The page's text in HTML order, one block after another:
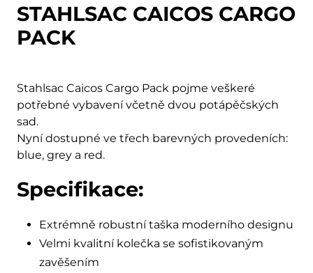
STAHLSAC CAICOS CARGO
PACK
Stahlsac Caicos Cargo Pack pojme veškeré
potřebné vybavení včetně dvou potápěčských
sad.
Nyní dostupné ve třech barevných provedeních:
blue, grey a red.
Specifikace:
Extrémně robustní taška moderního designu
Velmi kvalitní kolečka se sofistikovaným
zavěšením